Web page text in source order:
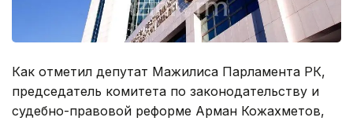
Как отметил депутат Мажилиса Парламента РК,
председатель комитета по законодательству и
судебно-правовой реформе Арман Кожахметов,